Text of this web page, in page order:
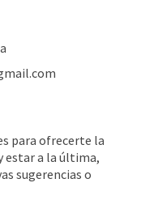
para ofrecerte la
estar a la última,
sugerencias o